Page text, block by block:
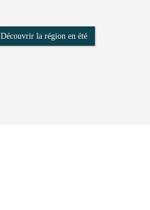
Découvrir la région en été